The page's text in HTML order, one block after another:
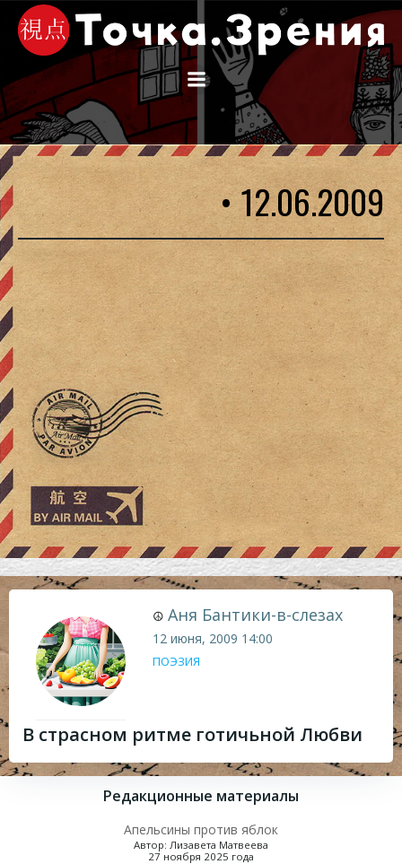
Перейти
к
содержимому
• 12.06.2009
☮ Аня Бантики-в-слезах
12 июня, 2009 14:00
ПОЭЗИЯ
В страсном ритме готичьной Любви
Редакционные материалы
Апельсины против яблок
Автор: Лизавета Матвеева
27 ноября 2025 года